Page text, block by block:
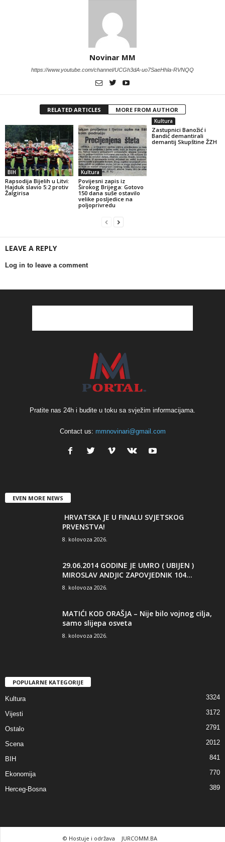
Novinar MM
https://www.youtube.com/channel/UCGh3dA-uo7SaeHhla-RVNQQ
RELATED ARTICLES MORE FROM AUTHOR
BIH
Rapsodija Bijelih u Litvi:
Hajduk slavio 5:2 protiv
Žalgirisa
Kultura
Povijesni zapis iz
Širokog Brijega: Gotovo
150 dana suše ostavilo
velike posljedice na
poljoprivredu
Kultura
Zastupnici Banožić i
Bandić demantirali
demantij Skupštine ŽZH
LEAVE A REPLY
Log in to leave a comment
Pratite nas 24h i budite u toku sa svježim informacijama.
Contact us: mmnovinari@gmail.com
EVEN MORE NEWS
HRVATSKA JE U FINALU SVJETSKOG
PRVENSTVA!
8. kolovoza 2026.
29.06.2014 GODINE JE UMRO ( UBIJEN )
MIROSLAV ANDJIC ZAPOVJEDNIK 104...
8. kolovoza 2026.
MATIĆI KOD ORAŠJA – Nije bilo vojnog cilja,
samo slijepa osveta
8. kolovoza 2026.
POPULARNE KATEGORIJE
Kultura 3324
Vijesti 3172
Ostalo 2791
Scena 2012
BIH 841
Ekonomija 770
Herceg-Bosna 389
© Hostuje i održava JURCOMM.BA